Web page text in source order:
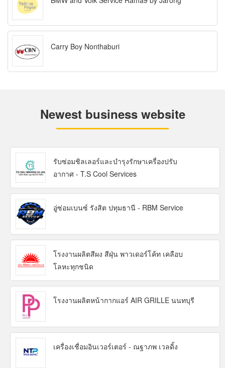
Carry Boy Nonthaburi
Newest business website
รับซ่อมชิลเลอร์และบำรุงรักษาเครื่องปรับ
อากาศ - T.S Cool Services
อู่ซ่อมเบนซ์ รังสิต ปทุมธานี - RBM Service
โรงงานผลิตสีผง สีฝุ่น พาวเดอร์โค้ท เคลือบ
โลหะทุกชนิด
โรงงานผลิตหน้ากากแอร์ AIR GRILLE นนทบุรี
เครื่องเชื่อมอินเวอร์เตอร์ - ณฐาภพ เวลดิ้ง